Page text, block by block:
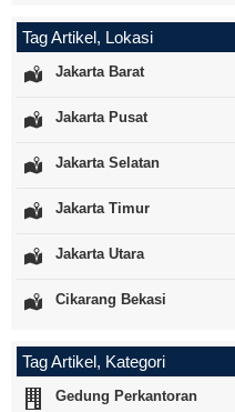
Tag Artikel, Lokasi
Jakarta Barat
Jakarta Pusat
Jakarta Selatan
Jakarta Timur
Jakarta Utara
Cikarang Bekasi
Tag Artikel, Kategori
Gedung Perkantoran